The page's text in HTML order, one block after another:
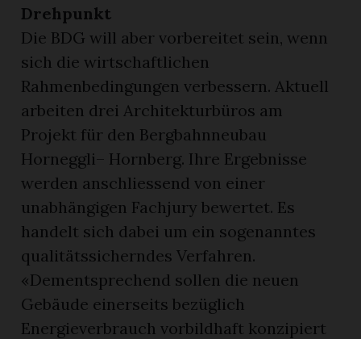
Drehpunkt
Die BDG will aber vorbereitet sein, wenn
sich die wirtschaftlichen
Rahmenbedingungen verbessern. Aktuell
arbeiten drei Architekturbüros am
Projekt für den Bergbahnneubau
Horneggli– Hornberg. Ihre Ergebnisse
werden anschliessend von einer
unabhängigen Fachjury bewertet. Es
handelt sich dabei um ein sogenanntes
qualitätssicherndes Verfahren.
«Dementsprechend sollen die neuen
Gebäude einerseits bezüglich
Energieverbrauch vorbildhaft konzipiert